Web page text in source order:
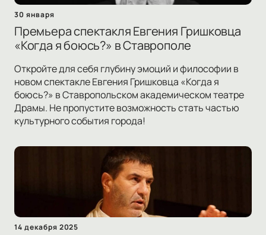
30 января
Премьера спектакля Евгения Гришковца
«Когда я боюсь?» в Ставрополе
Откройте для себя глубину эмоций и философии в
новом спектакле Евгения Гришковца «Когда я
боюсь?» в Ставропольском академическом театре
Драмы. Не пропустите возможность стать частью
культурного события города!
14 декабря 2025